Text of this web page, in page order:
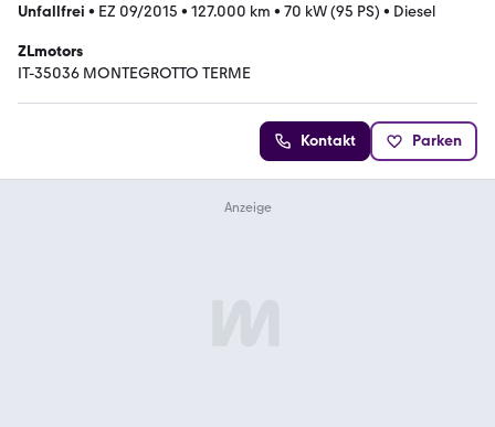
Unfallfrei • EZ 09/2015 • 127.000 km • 70 kW (95 PS) • Diesel
ZLmotors
IT-35036 MONTEGROTTO TERME
Kontakt Parken